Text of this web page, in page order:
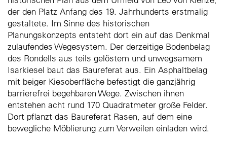
der den Platz Anfang des 19. Jahrhunderts erstmalig
gestaltete. Im Sinne des historischen
Planungskonzepts entsteht dort ein auf das Denkmal
zulaufendes Wegesystem. Der derzeitige Bodenbelag
des Rondells aus teils gelöstem und unwegsamem
Isarkiesel baut das Baureferat aus. Ein Asphaltbelag
mit beiger Kiesoberfläche befestigt die ganzjährig
barrierefrei begehbaren Wege. Zwischen ihnen
entstehen acht rund 170 Quadratmeter große Felder.
Dort pflanzt das Baureferat Rasen, auf dem eine
bewegliche Möblierung zum Verweilen einladen wird.